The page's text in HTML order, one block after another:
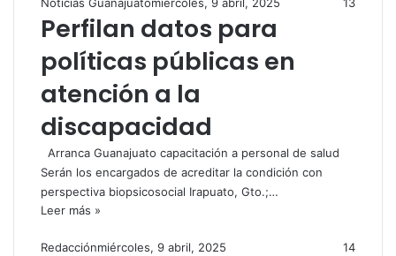
Perfilan datos para
políticas públicas en
atención a la
discapacidad
Arranca Guanajuato capacitación a personal de salud
Serán los encargados de acreditar la condición con
perspectiva biopsicosocial Irapuato, Gto.;…
Leer más »
Redacciónmiércoles, 9 abril, 2025 14